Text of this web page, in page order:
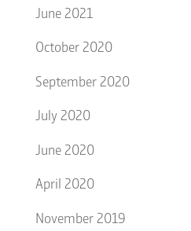
June 2021
October 2020
September 2020
July 2020
June 2020
April 2020
November 2019